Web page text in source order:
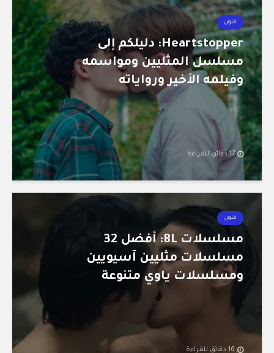
فنون
Heartstopper: دليلكم إلى
مسلسل المثليين ومواسمه
وفيلمه الأخير ورواياته
17 دقائق للقراءة
فنون
مسلسلات BL: أفضل 32
مسلسلات مثليين آسيويين
ومسلسلات ياوي متنوعة
16 دقائق للقراءة